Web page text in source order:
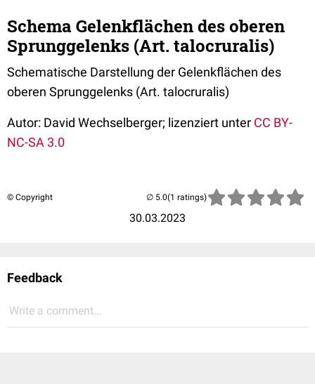
Schema Gelenkflächen des oberen
Sprunggelenks (Art. talocruralis)
Schematische Darstellung der Gelenkflächen des
oberen Sprunggelenks (Art. talocruralis)
Autor: David Wechselberger; lizenziert unter CC BY-
NC-SA 3.0
© Copyright
30.03.2023
(1 ratings)
Feedback
Write a comment...